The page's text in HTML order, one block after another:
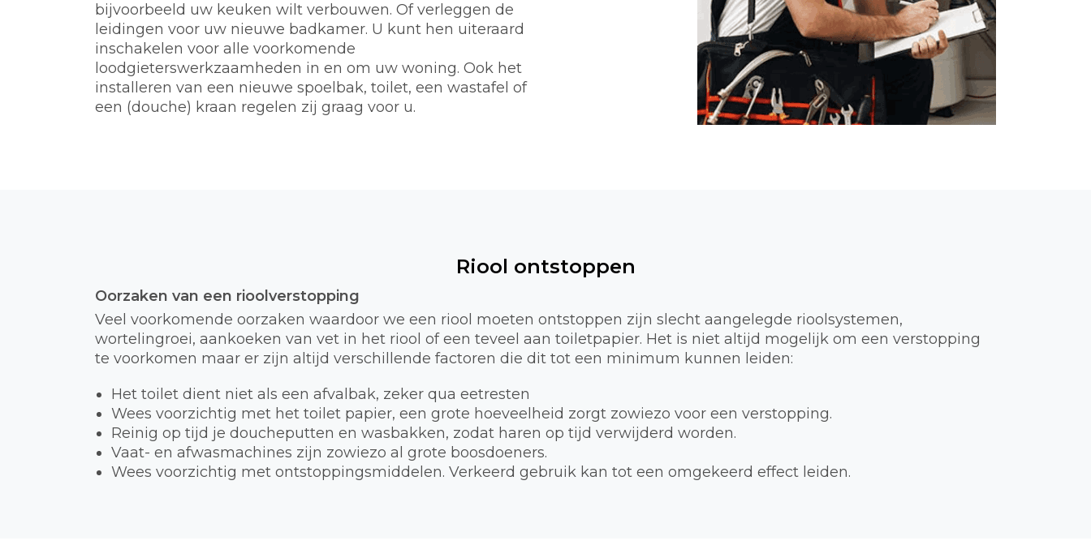
bijvoorbeeld uw keuken wilt verbouwen. Of verleggen de
leidingen voor uw nieuwe badkamer. U kunt hen uiteraard
inschakelen voor alle voorkomende
loodgieterswerkzaamheden in en om uw woning. Ook het
installeren van een nieuwe spoelbak, toilet, een wastafel of
een (douche) kraan regelen zij graag voor u.
Riool ontstoppen
Oorzaken van een rioolverstopping
Veel voorkomende oorzaken waardoor we een riool moeten ontstoppen zijn slecht aangelegde rioolsystemen,
wortelingroei, aankoeken van vet in het riool of een teveel aan toiletpapier. Het is niet altijd mogelijk om een verstopping
te voorkomen maar er zijn altijd verschillende factoren die dit tot een minimum kunnen leiden:
Het toilet dient niet als een afvalbak, zeker qua eetresten
Wees voorzichtig met het toilet papier, een grote hoeveelheid zorgt zowiezo voor een verstopping.
Reinig op tijd je doucheputten en wasbakken, zodat haren op tijd verwijderd worden.
Vaat- en afwasmachines zijn zowiezo al grote boosdoeners.
Wees voorzichtig met ontstoppingsmiddelen. Verkeerd gebruik kan tot een omgekeerd effect leiden.